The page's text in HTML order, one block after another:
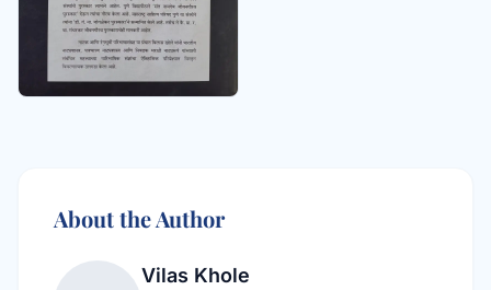
About the Author
Vilas Khole